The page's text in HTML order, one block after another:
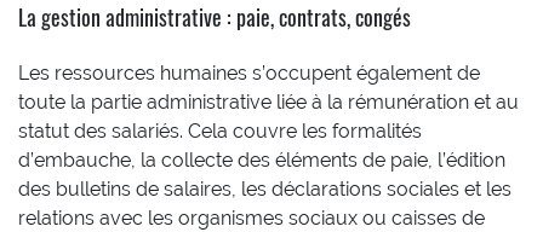
La gestion administrative : paie, contrats, congés
Les ressources humaines s’occupent également de
toute la partie administrative liée à la rémunération et au
statut des salariés. Cela couvre les formalités
d’embauche, la collecte des éléments de paie, l’édition
des bulletins de salaires, les déclarations sociales et les
relations avec les organismes sociaux ou caisses de